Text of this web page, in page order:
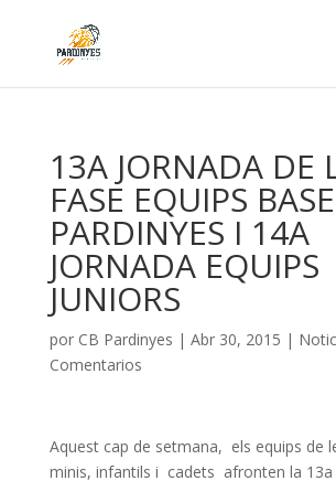
13A JORNADA DE
FASE EQUIPS
PARDINYES I 14A
JORNADA EQUIPS
JUNIORS
por CB Pardinyes | Abr 30, 2015 |
Comentarios
Aquest cap de setmana, els equips de
minis, infantils i cadets afronten la 13a